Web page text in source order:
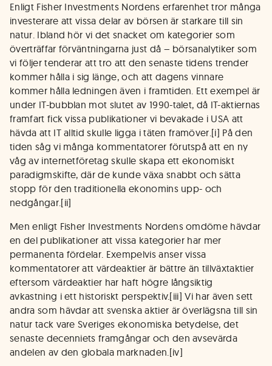
Enligt Fisher Investments Nordens erfarenhet tror många
investerare att vissa delar av börsen är starkare till sin
natur. Ibland hör vi det snacket om kategorier som
överträffar förväntningarna just då – börsanalytiker som
vi följer tenderar att tro att den senaste tidens trender
kommer hålla i sig länge, och att dagens vinnare
kommer hålla ledningen även i framtiden. Ett exempel är
under IT-bubblan mot slutet av 1990-talet, då IT-aktiernas
framfart fick vissa publikationer vi bevakade i USA att
hävda att IT alltid skulle ligga i täten framöver.[i] På den
tiden såg vi många kommentatorer förutspå att en ny
våg av internetföretag skulle skapa ett ekonomiskt
paradigmskifte, där de kunde växa snabbt och sätta
stopp för den traditionella ekonomins upp- och
nedgångar.[ii]
Men enligt Fisher Investments Nordens omdöme hävdar
en del publikationer att vissa kategorier har mer
permanenta fördelar. Exempelvis anser vissa
kommentatorer att värdeaktier är bättre än tillväxtaktier
eftersom värdeaktier har haft högre långsiktig
avkastning i ett historiskt perspektiv.[iii] Vi har även sett
andra som hävdar att svenska aktier är överlägsna till sin
natur tack vare Sveriges ekonomiska betydelse, det
senaste decenniets framgångar och den avsevärda
andelen av den globala marknaden.[iv]